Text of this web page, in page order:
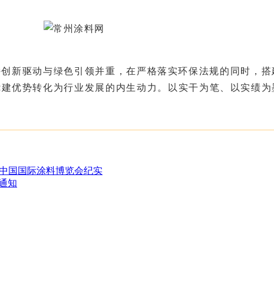
新驱动与绿色引领并重，在严格落实环保法规的同时，
优势转化为行业发展的内生动力。以实干为笔、以实绩
国国际涂料博览会纪实
知